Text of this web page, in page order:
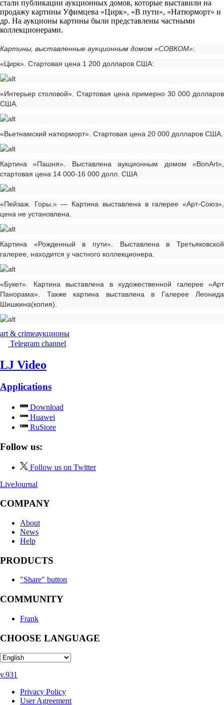
стали публикации аукционных домов, которые выставили на
продажу картины Уфимцева «Цирк», «В пути», «Натюрморт» и
др. На аукционы картины были представлены частными
коллекционерами.
Картины, выставленные аукционным домом «СОВКОМ»:
«Цирк». Стартовая цена 1 200 долларов США:
«Интерьер столовой». Стартовая цена примерно 30 000 долларов
США.
«Вьетнамский натюрморт». Стартовая цена 20 000 долларов США.
Картина «Пашня». Выставлена аукционным домом «BonArt»,
стартовая цена 14 000-16 000 долл. США
«Пейзаж. Горы.» — Картина выставлена в галерее «Арт-Союз»,
цена не установлена.
Картина «Рожденный в пути». Выставлена в Третьяковской
галерее, находится у частного коллекционера.
«Букет». Картина выставлена в художественной галерее «Арт
Панорама». Также картина выставлена в Галерее Леонида
Шишкина(копия).
art & crimeаукционы
Telegram channel
LJ Video
Applications
Download
Huawei
RuStore
Follow us:
Follow us on Twitter
LiveJournal
COMPANY
About
News
Help
PRODUCTS
"Share" button
COMMUNITY
Frank
CHOOSE LANGUAGE
v.931
Privacy Policy
User Agreement